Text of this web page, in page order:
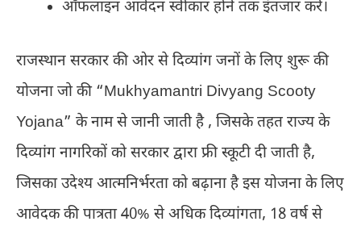
ऑफलाइन आवेदन स्वीकार होने तक इंतजार करें।
राजस्थान सरकार की ओर से दिव्यांग जनों के लिए शुरू की
योजना जो की “Mukhyamantri Divyang Scooty
Yojana” के नाम से जानी जाती है , जिसके तहत राज्य के
दिव्यांग नागरिकों को सरकार द्वारा फ्री स्कूटी दी जाती है,
जिसका उदेश्य आत्मनिर्भरता को बढ़ाना है इस योजना के लिए
आवेदक की पात्रता 40% से अधिक दिव्यांगता, 18 वर्ष से